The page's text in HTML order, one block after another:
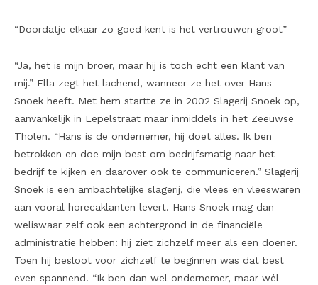
“Doordatje elkaar zo goed kent is het vertrouwen groot”
“Ja, het is mijn broer, maar hij is toch echt een klant van
mij.” Ella zegt het lachend, wanneer ze het over Hans
Snoek heeft. Met hem startte ze in 2002 Slagerij Snoek op,
aanvankelijk in Lepelstraat maar inmiddels in het Zeeuwse
Tholen. “Hans is de ondernemer, hij doet alles. Ik ben
betrokken en doe mijn best om bedrijfsmatig naar het
bedrijf te kijken en daarover ook te communiceren.” Slagerij
Snoek is een ambachtelijke slagerij, die vlees en vleeswaren
aan vooral horecaklanten levert. Hans Snoek mag dan
weliswaar zelf ook een achtergrond in de financiële
administratie hebben: hij ziet zichzelf meer als een doener.
Toen hij besloot voor zichzelf te beginnen was dat best
even spannend. “Ik ben dan wel ondernemer, maar wél